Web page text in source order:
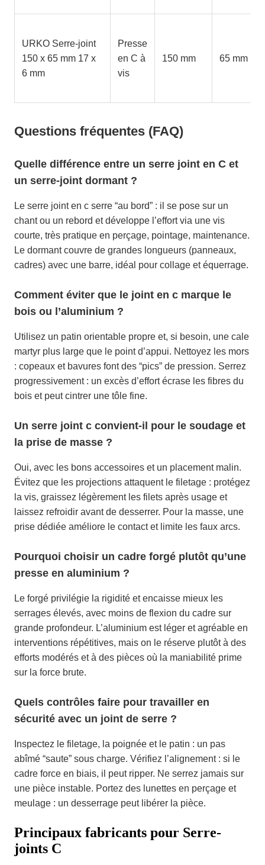
URKO Serre-joint
150 x 65 mm 17 x
6 mm
Presse
en C à
vis
150 mm 65 mm
Questions fréquentes (FAQ)
Quelle différence entre un serre joint en C et
un serre-joint dormant ?
Le serre joint en c serre “au bord” : il se pose sur un
chant ou un rebord et développe l’effort via une vis
courte, très pratique en perçage, pointage, maintenance.
Le dormant couvre de grandes longueurs (panneaux,
cadres) avec une barre, idéal pour collage et équerrage.
Comment éviter que le joint en c marque le
bois ou l’aluminium ?
Utilisez un patin orientable propre et, si besoin, une cale
martyr plus large que le point d’appui. Nettoyez les mors
: copeaux et bavures font des “pics” de pression. Serrez
progressivement : un excès d’effort écrase les fibres du
bois et peut cintrer une tôle fine.
Un serre joint c convient-il pour le soudage et
la prise de masse ?
Oui, avec les bons accessoires et un placement malin.
Évitez que les projections attaquent le filetage : protégez
la vis, graissez légèrement les filets après usage et
laissez refroidir avant de desserrer. Pour la masse, une
prise dédiée améliore le contact et limite les faux arcs.
Pourquoi choisir un cadre forgé plutôt qu’une
presse en aluminium ?
Le forgé privilégie la rigidité et encaisse mieux les
serrages élevés, avec moins de flexion du cadre sur
grande profondeur. L’aluminium est léger et agréable en
interventions répétitives, mais on le réserve plutôt à des
efforts modérés et à des pièces où la maniabilité prime
sur la force brute.
Quels contrôles faire pour travailler en
sécurité avec un joint de serre ?
Inspectez le filetage, la poignée et le patin : un pas
abîmé “saute” sous charge. Vérifiez l’alignement : si le
cadre force en biais, il peut ripper. Ne serrez jamais sur
une pièce instable. Portez des lunettes en perçage et
meulage : un desserrage peut libérer la pièce.
Principaux fabricants pour Serre-
joints C